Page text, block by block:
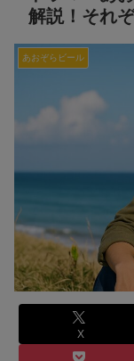
解説！それ
あおぞらビール
X